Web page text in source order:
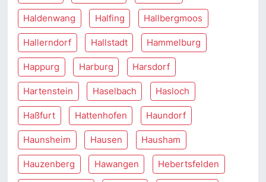
Haldenwang Halfing Hallbergmoos
Hallerndorf Hallstadt Hammelburg
Happurg Harburg Harsdorf
Hartenstein Haselbach Hasloch
Haßfurt Hattenhofen Haundorf
Haunsheim Hausen Hausham
Hauzenberg Hawangen Hebertsfelden